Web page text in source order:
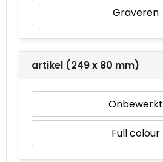
Graveren
artikel (249 x 80 mm)
Onbewerkt
Full colour